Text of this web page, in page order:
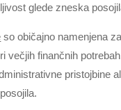
glede zneska
so običajno namenjena
večjih finančnih
pristojbine